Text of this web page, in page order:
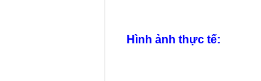
Hình ảnh thực tế: